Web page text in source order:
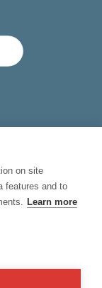
on site
features and to
Learn more